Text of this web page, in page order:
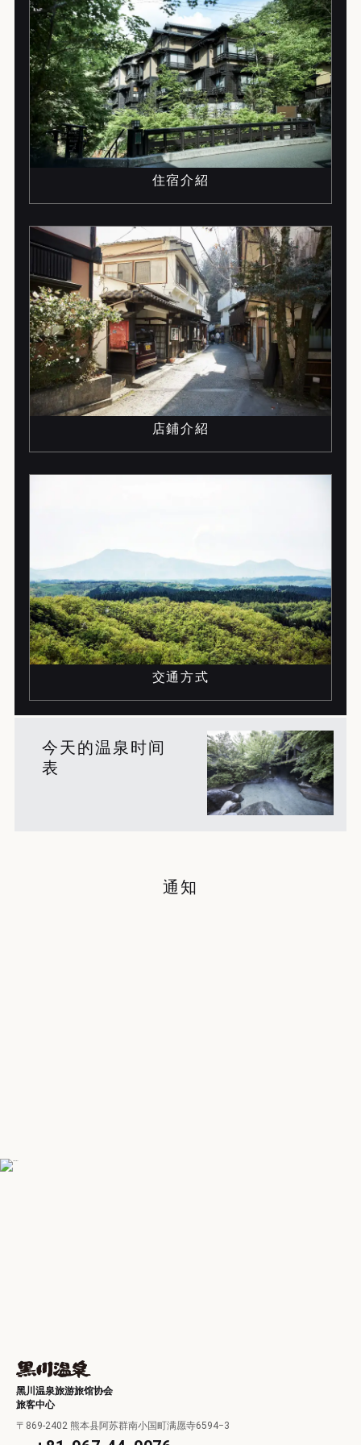
住宿介紹
店鋪介紹
交通方式
今天的温泉时间
表
通知
黑川温泉旅游旅馆协会
旅客中心
〒869-2402 熊本县阿苏群南小国町满愿寺6594−3